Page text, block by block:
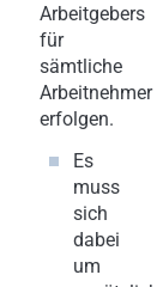
Arbeitgebers
für
sämtliche
Arbeitnehmer
erfolgen.
Es
muss
sich
dabei
um